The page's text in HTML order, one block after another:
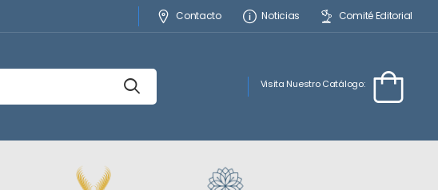
Contacto Noticias Comité Editorial
Visita Nuestro Catálogo: